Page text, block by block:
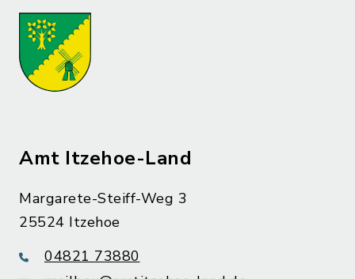
Amt Itzehoe-Land
Margarete-Steiff-Weg 3
25524 Itzehoe
04821 73880